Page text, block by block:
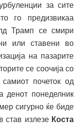
за сите
го предизвикаа
Трамп се смири
или ставени во
на пазарите
се соочија со
почеток од
денот понеделник
сигурно ќе биде
став излезе Коста